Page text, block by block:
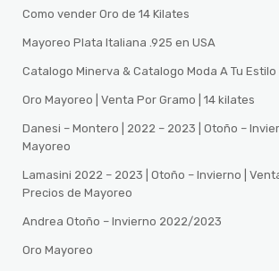
Como vender Oro de 14 Kilates
Mayoreo Plata Italiana .925 en USA
Catalogo Minerva & Catalogo Moda A Tu Estilo
Oro Mayoreo | Venta Por Gramo | 14 kilates
Danesi – Montero | 2022 – 2023 | Otoño –
Mayoreo
Lamasini 2022 – 2023 | Otoño – Invierno |
Precios de Mayoreo
Andrea Otoño – Invierno 2022/2023
Oro Mayoreo